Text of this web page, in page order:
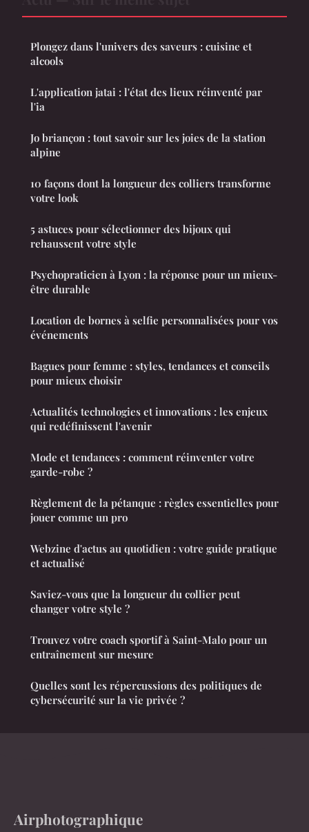
Plongez dans l'univers des saveurs : cuisine et
alcools
L'application jatai : l'état des lieux réinventé par
l'ia
Jo briançon : tout savoir sur les joies de la station
alpine
10 façons dont la longueur des colliers transforme
votre look
5 astuces pour sélectionner des bijoux qui
rehaussent votre style
Psychopraticien à Lyon : la réponse pour un mieux-
être durable
Location de bornes à selfie personnalisées pour vos
événements
Bagues pour femme : styles, tendances et conseils
pour mieux choisir
Actualités technologies et innovations : les enjeux
qui redéfinissent l'avenir
Mode et tendances : comment réinventer votre
garde-robe ?
Règlement de la pétanque : règles essentielles pour
jouer comme un pro
Webzine d'actus au quotidien : votre guide pratique
et actualisé
Saviez-vous que la longueur du collier peut
changer votre style ?
Trouvez votre coach sportif à Saint-Malo pour un
entraînement sur mesure
Quelles sont les répercussions des politiques de
cybersécurité sur la vie privée ?
Airphotographique